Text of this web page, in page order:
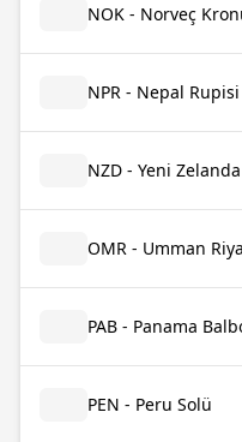
NOK - Norveç
NPR - Nepal Rupisi
NZD - Yeni
OMR - Umman
PAB - Panama
PEN - Peru Solü